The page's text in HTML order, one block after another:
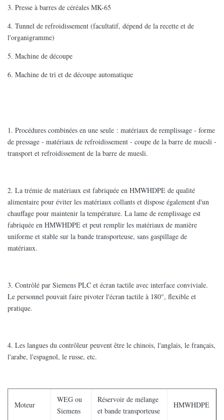
3. Presse à barres de céréales MK-65
4. Tunnel de refroidissement (facultatif, dépend de la recette et de
l'organigramme)
5. Machine de découpe
6. Machine de tri et de découpe automatique
1. Procédures combinées en une seule : matériaux de remplissage - forme
de pressage - matériaux de refroidissement - coupe de la barre de muesli -
transport et refroidissement de la barre de muesli.
2. La trémie de matériaux est fabriquée en HMWHDPE de qualité
alimentaire pour éviter les matériaux collants et dispose également d'un
chauffage pour maintenir la température. La lame de remplissage est
fabriquée en HMWHDPE et peut remplir les matériaux de manière
uniforme et stable sur la bande transporteuse, sans gaspillage de
matériaux.
3. Contrôlé par Siemens PLC et écran tactile avec interface conviviale.
Le personnel pouvait faire pivoter l'écran tactile à 180°, flexible et
pratique.
4. Les langues du contrôleur peuvent être le chinois, l'anglais, le français,
l'arabe, l'espagnol, le russe, etc.
Moteur
WEG ou
Siemens
Réservoir de mélange
et bande transporteuse
HMWHDPE